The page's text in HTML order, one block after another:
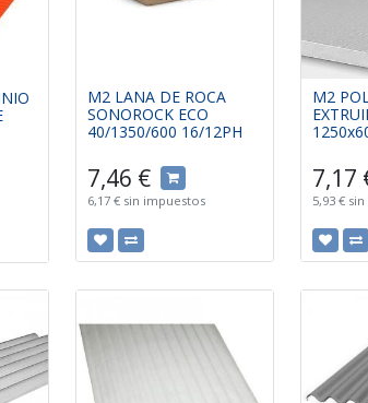
M2 LANA DE ROCA
SONOROCK ECO
40/1350/600 16/12PH
7,46 €
6,17 € sin impuestos
M2
7,17
5,93 €